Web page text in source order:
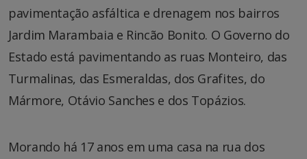
pavimentação asfáltica e drenagem nos bairros
Jardim Marambaia e Rincão Bonito. O Governo do
Estado está pavimentando as ruas Monteiro, das
Turmalinas, das Esmeraldas, dos Grafites, do
Mármore, Otávio Sanches e dos Topázios.
Morando há 17 anos em uma casa na rua dos